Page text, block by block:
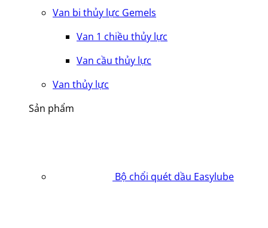
Van bi thủy lực Gemels
Van 1 chiều thủy lực
Van cầu thủy lực
Van thủy lực
Sản phẩm
Bộ chổi quét dầu Easylube